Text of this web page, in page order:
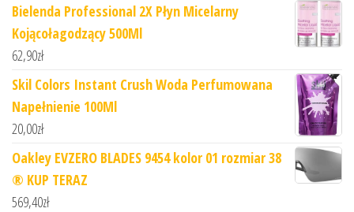
Bielenda Professional 2X Płyn Micelarny
Kojącołagodzący 500Ml
62,90zł
Skil Colors Instant Crush Woda Perfumowana
Napełnienie 100Ml
20,00zł
Oakley EVZERO BLADES 9454 kolor 01 rozmiar 38
® KUP TERAZ
569,40zł